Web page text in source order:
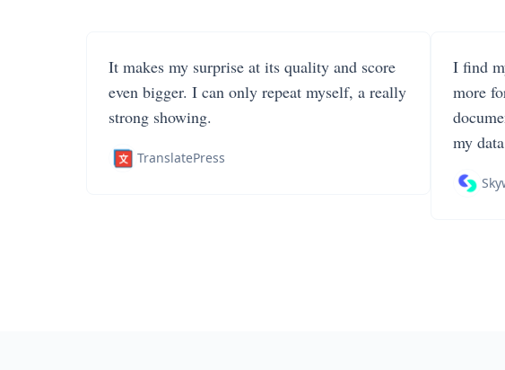
It makes my surprise at its quality and score
even bigger. I can only repeat myself, a really
strong showing.
TranslatePress
I find
more
my